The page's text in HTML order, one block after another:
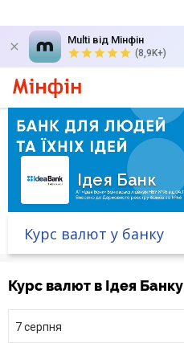
Multi від Мінфін
(8,9K+)
Ідея Банк
Банк у новинах
Курс валют у банку
Курс валют в Ідея Банку
7 серпня